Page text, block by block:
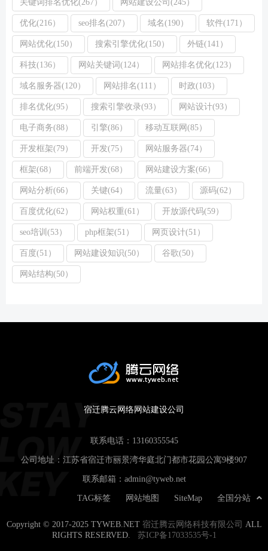
优化(216） seo排名(207） 域名(190） 软件(171）
网站优化(150） 搜索引擎优化(150） 外链(141）
科技(136） 网站关键词(124） 网站排名优化(123）
域名服务器(120） 网站排名(111） 时政(103）
排名优化(95） 搜索引擎收录(93） 网站设计(93）
电子商务(88） 引擎(86） 移动互联网(85）
开发框架(79） 开发(75） 网站服务器(74）
框架(68） 前端开发(68） 网站建设方案(66）
网站分析(66） 关键(64） 流量(63） 源码(62）
百度优化(62） 网站权重(61） 开放源代码(59）
seo培训(53） php框架(51） 网页设计(51）
百度(51） 网站建设知识(50） 谷歌(50）
网站结构(50）
宿迁腾云网络网站建设公司
联系电话： 13160355545
公司地址：江苏省宿迁市丽景湾华庭北门都市花园公寓9楼907
联系邮箱： admin@tyweb.net
全国分站
SiteMap
网站地图
TAG标签
Copyright © 2017-2025 TYWEB.NET 宿迁腾云网络科技有限公司 ALL
RIGHTS RESERVED. 苏ICP备17033535号-1